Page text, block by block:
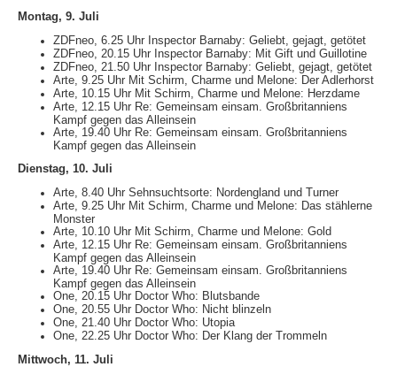
Montag, 9. Juli
ZDFneo, 6.25 Uhr Inspector Barnaby: Geliebt, gejagt, getötet
ZDFneo, 20.15 Uhr Inspector Barnaby: Mit Gift und Guillotine
ZDFneo, 21.50 Uhr Inspector Barnaby: Geliebt, gejagt, getötet
Arte, 9.25 Uhr Mit Schirm, Charme und Melone: Der Adlerhorst
Arte, 10.15 Uhr Mit Schirm, Charme und Melone: Herzdame
Arte, 12.15 Uhr Re: Gemeinsam einsam. Großbritanniens
Kampf gegen das Alleinsein
Arte, 19.40 Uhr Re: Gemeinsam einsam. Großbritanniens
Kampf gegen das Alleinsein
Dienstag, 10. Juli
Arte, 8.40 Uhr Sehnsuchtsorte: Nordengland und Turner
Arte, 9.25 Uhr Mit Schirm, Charme und Melone: Das stählerne
Monster
Arte, 10.10 Uhr Mit Schirm, Charme und Melone: Gold
Arte, 12.15 Uhr Re: Gemeinsam einsam. Großbritanniens
Kampf gegen das Alleinsein
Arte, 19.40 Uhr Re: Gemeinsam einsam. Großbritanniens
Kampf gegen das Alleinsein
One, 20.15 Uhr Doctor Who: Blutsbande
One, 20.55 Uhr Doctor Who: Nicht blinzeln
One, 21.40 Uhr Doctor Who: Utopia
One, 22.25 Uhr Doctor Who: Der Klang der Trommeln
Mittwoch, 11. Juli